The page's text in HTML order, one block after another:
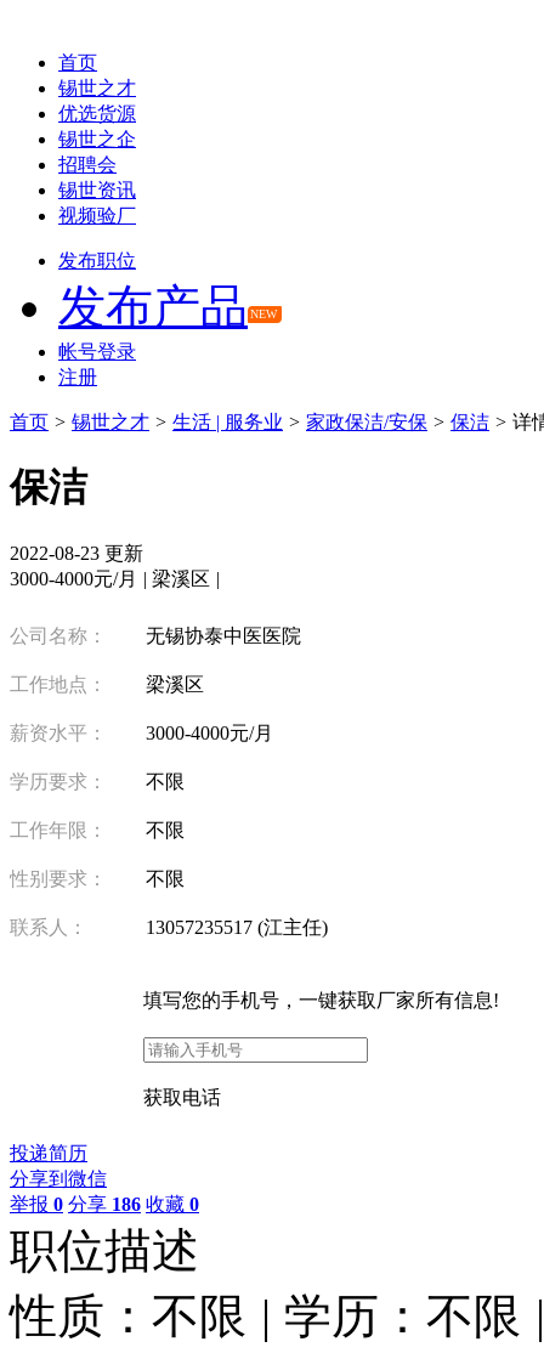
首页
锡世之才
优选货源
锡世之企
招聘会
锡世资讯
视频验厂
发布职位
发布产品 NEW
帐号登录
注册
首页 > 锡世之才 > 生活 | 服务业 > 家政保洁/安保 > 保洁 > 详
保洁
2022-08-23 更新
3000-4000元/月 | 梁溪区 |
公司名称： 无锡协泰中医医院
工作地点： 梁溪区
薪资水平： 3000-4000元/月
学历要求： 不限
工作年限： 不限
性别要求： 不限
联系人： 13057235517 (江主任)
填写您的手机号 ，一键获取厂家所有信息!
获取电话
投递简历
分享到微信
举报 0 分享 186 收藏 0
职位描述
性质：不限 | 学历：不限